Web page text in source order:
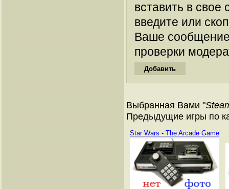
вставить в
введите или
Ваше
проверки
Выбранная Вами "
Предыдущие игры по
Star Wars - The Arcade Game